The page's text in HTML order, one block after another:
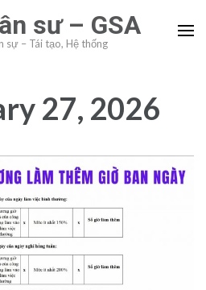
sư – GSA
– Tái tạo, Hệ thống
27, 2026